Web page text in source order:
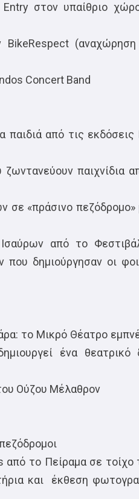
στον υπαίθριο
Concert Band
από τις
παιχνίδια
«πράσινο πεζόδρομο»
από το
δημιούργησαν οι
το Μικρό Θέατρο
ένα
Ούζου Μέλαθρον
από το Πείραμα σε
και έκθεση